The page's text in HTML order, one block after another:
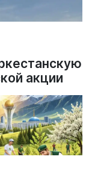
акции